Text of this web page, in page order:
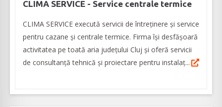
CLIMA SERVICE - Service centrale termice
CLIMA SERVICE execută servicii de întreținere și service
pentru cazane și centrale termice. Firma își desfășoară
activitatea pe toată aria județului Cluj și oferă servicii
de consultanță tehnică și proiectare pentru instalaț...